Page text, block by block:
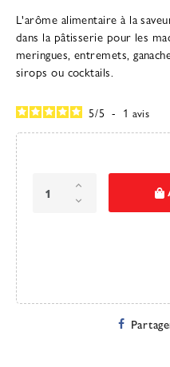
L'arôme alimentaire à la
dans la pâtisserie pour les
meringues, entremets,
sirops ou cocktails.
5/5 - 1 avis